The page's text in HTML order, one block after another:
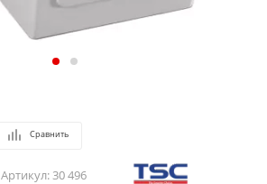
Сравнить
Артикул: 30 496